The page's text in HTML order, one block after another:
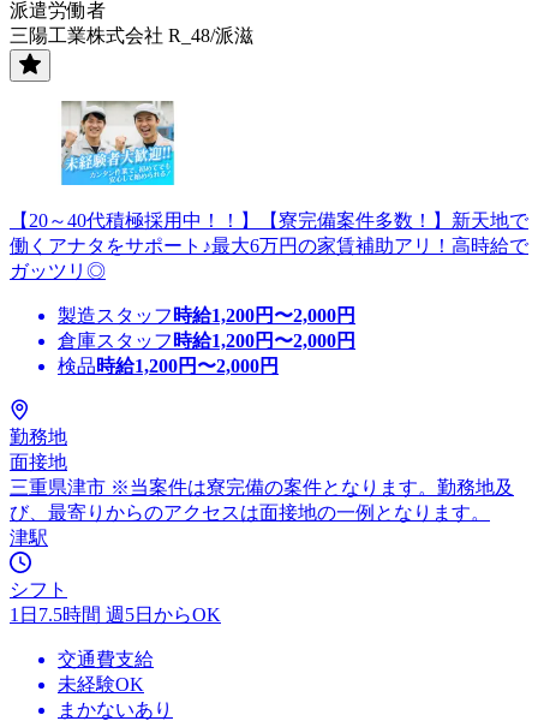
派遣労働者
三陽工業株式会社 R_48/派滋
【20～40代積極採用中！！】【寮完備案件多数！】新天地で
働くアナタをサポート♪最大6万円の家賃補助アリ！高時給で
ガッツリ◎
製造スタッフ 時給1,200円〜2,000円
倉庫スタッフ 時給1,200円〜2,000円
検品時給1,200円〜2,000円
勤務地
面接地
三重県津市 ※当案件は寮完備の案件となります。勤務地及
び、最寄りからのアクセスは面接地の一例となります。
津駅
シフト
1日7.5時間 週5日からOK
交通費支給
未経験OK
まかないあり